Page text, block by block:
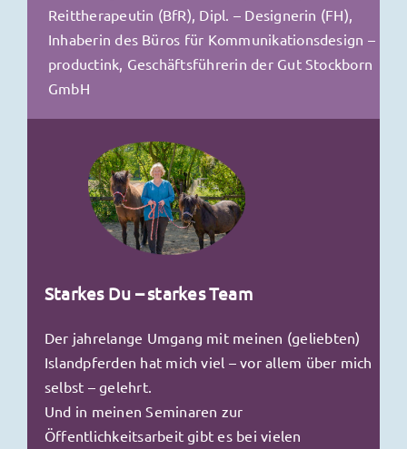
Reittherapeutin (BfR), Dipl. – Designerin (FH),
Inhaberin des Büros für Kommunikationsdesign –
productink, Geschäftsführerin der Gut Stockborn
GmbH
Starkes Du – starkes Team
Der jahrelange Umgang mit meinen (geliebten)
Islandpferden hat mich viel – vor allem über mich
selbst – gelehrt.
Und in meinen Seminaren zur
Öffentlichkeitsarbeit gibt es bei vielen